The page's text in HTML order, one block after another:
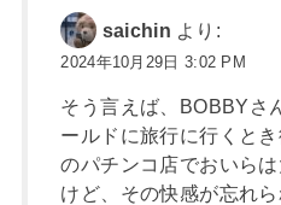
saichin より:
2024年10月29日 3:02 PM
そう言えば、BOBBYさ
ールドに旅行に行くと
のパチンコ店でおいら
けど、その快感が忘れ